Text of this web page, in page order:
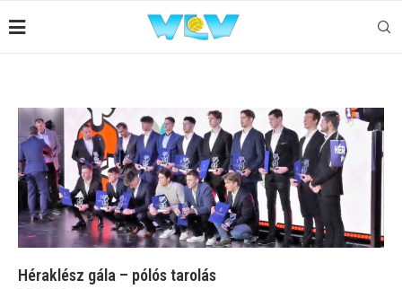
Héraklész gála – pólós tarolás